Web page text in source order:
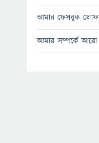
আমার ফেসবুক
আমার সম্পর্কে আরো